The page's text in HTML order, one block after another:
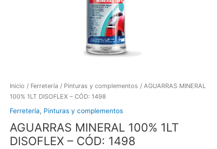
Inicio / Ferretería / Pinturas y complementos / AGUARRAS MINERAL
100% 1LT DISOFLEX – CÓD: 1498
Ferretería, Pinturas y complementos
AGUARRAS MINERAL 100% 1LT
DISOFLEX – CÓD: 1498